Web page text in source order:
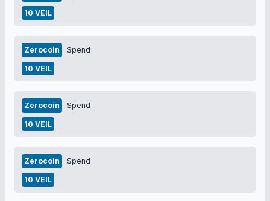
10 VEIL
Zerocoin Spend
10 VEIL
Zerocoin Spend
10 VEIL
Zerocoin Spend
10 VEIL